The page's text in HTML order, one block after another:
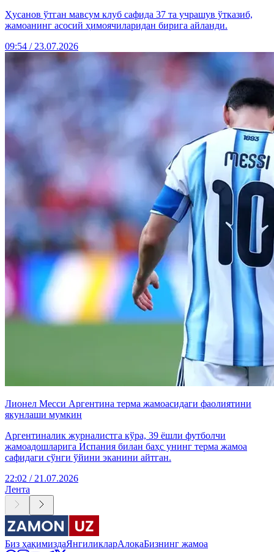
Ҳусанов ўтган мавсум клуб сафида 37 та учрашув ўтказиб,
жамоанинг асосий ҳимоячиларидан бирига айланди.
09:54 / 23.07.2026
Лионел Месси Аргентина терма жамоасидаги фаолиятини
якунлаши мумкин
Аргентиналик журналистга кўра, 39 ёшли футболчи
жамоадошларига Испания билан баҳс унинг терма жамоа
сафидаги сўнги ўйини эканини айтган.
22:02 / 21.07.2026
Лента
Биз ҳақимиздаЯнгиликларАлоқаБизнинг жамоа